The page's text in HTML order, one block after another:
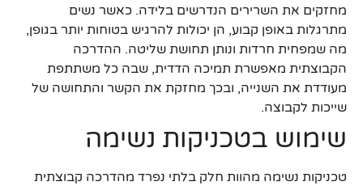
מחזקים את השרירים הנדרשים בלידה. כאשר נשים
מתרגלות באופן קבוע, הן יכולות להרגיש בטוחות יותר בגופן,
מה שמפחית חרדות ונותן תחושת שליטה. ההדרכה
הקבוצתית מאפשרת תמיכה הדדית, שבה כל משתתפת
מעודדת את השנייה, ובכך מחזקת את הקשר והתחושה של
שייכות לקבוצה.
שימוש בטכניקות נשימה
טכניקות נשימה מהוות חלק בלתי נפרד מהדרכה קבוצתית